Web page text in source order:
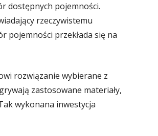
dostępnych pojemności.
rzeczywistemu
pojemności przekłada się na
rozwiązanie wybierane z
zastosowane materiały,
wykonana inwestycja